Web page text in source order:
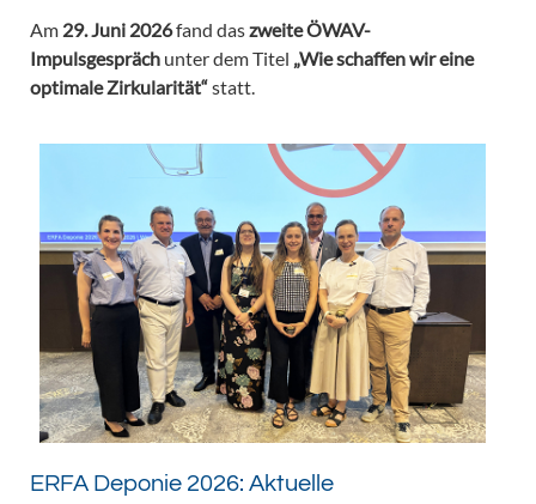
Am 29. Juni 2026fand daszweite ÖWAV-
Impulsgespräch unter dem Titel „Wie schaffen wir eine
optimale Zirkularität“statt.
ERFA Deponie 2026: Aktuelle